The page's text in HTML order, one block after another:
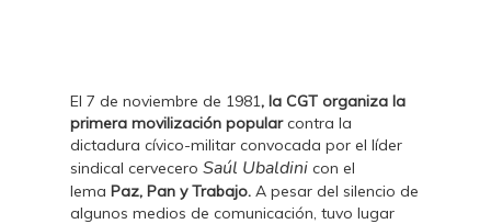
El 7 de noviembre de 1981, la CGT organiza la
primera movilización popularcontra la
dictadura cívico-militar convocada por el líder
sindical cervecero Saúl Ubaldini con el
lema Paz, Pan y Trabajo. A pesar del silencio de
algunos medios de comunicación, tuvo lugar